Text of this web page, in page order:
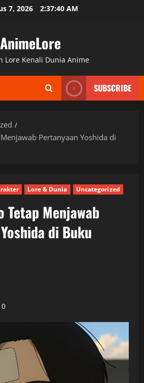
7, 2026 2:37:41 AM
AnimeLore
Lore Kenali Dunia Anime
SUBSCRIBE
Pertanyaan Yoshida di
Lore & Dunia Uncategorized
Tetap Menjawab
di Buku
0